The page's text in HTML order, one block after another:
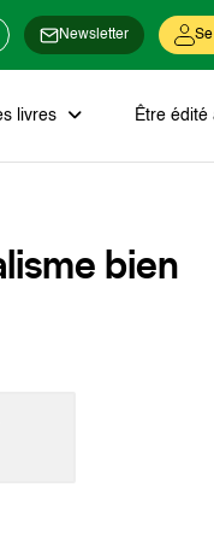
Newsletter
livres Être édité
bien